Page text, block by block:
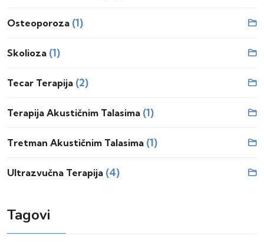
Osteoporoza (1)
Skolioza (1)
Tecar Terapija (2)
Terapija Akustičnim Talasima (1)
Tretman Akustičnim Talasima (1)
Ultrazvučna Terapija (4)
Tagovi